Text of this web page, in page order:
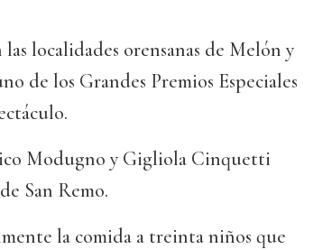
localidades orensanas de Melón y
de los Grandes Premios Especiales
Modugno y Gigliola Cinquetti
San Remo.
la comida a treinta niños que